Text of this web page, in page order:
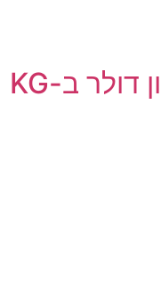
צ'רי תשקיע 75 מיליון דולר ב-KG